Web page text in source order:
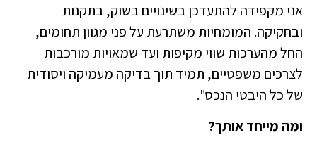
אני מקפידה להתעדכן בשינויים בשוק, בתקנות
ובחקיקה. המומחיות משתרעת על פני מגוון תחומים,
החל מהערכות שווי מקיפות ועד שמאויות מורכבות
לצרכים משפטיים, תמיד תוך בדיקה מעמיקה ויסודית
של כל היבטי הנכס".
ומה מייחד אותך?